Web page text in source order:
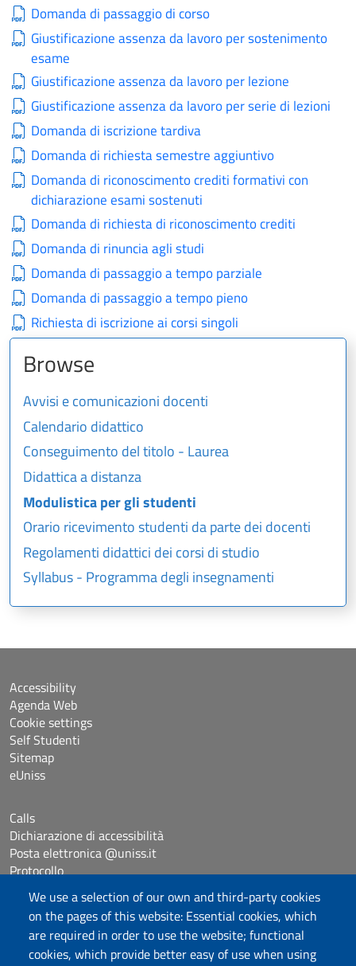
We use a selection of our own and third-party cookies
on the pages of this website: Essential cookies, which
are required in order to use the website; functional
cookies, which provide better easy of use when using
Domanda di passaggio di corso
Giustificazione assenza da lavoro per sostenimento
esame
Giustificazione assenza da lavoro per lezione
Giustificazione assenza da lavoro per serie di lezioni
Domanda di iscrizione tardiva
Domanda di richiesta semestre aggiuntivo
Domanda di riconoscimento crediti formativi con
dichiarazione esami sostenuti
Domanda di richiesta di riconoscimento crediti
Domanda di rinuncia agli studi
Domanda di passaggio a tempo parziale
Domanda di passaggio a tempo pieno
Richiesta di iscrizione ai corsi singoli
Browse
Avvisi e comunicazioni docenti
Calendario didattico
Conseguimento del titolo - Laurea
Didattica a distanza
Modulistica per gli studenti
Orario ricevimento studenti da parte dei docenti
Regolamenti didattici dei corsi di studio
Syllabus - Programma degli insegnamenti
Accessibility
Agenda Web
Cookie settings
Self Studenti
Sitemap
eUniss
Calls
Dichiarazione di accessibilità
Posta elettronica @uniss.it
Protocollo
Follow us